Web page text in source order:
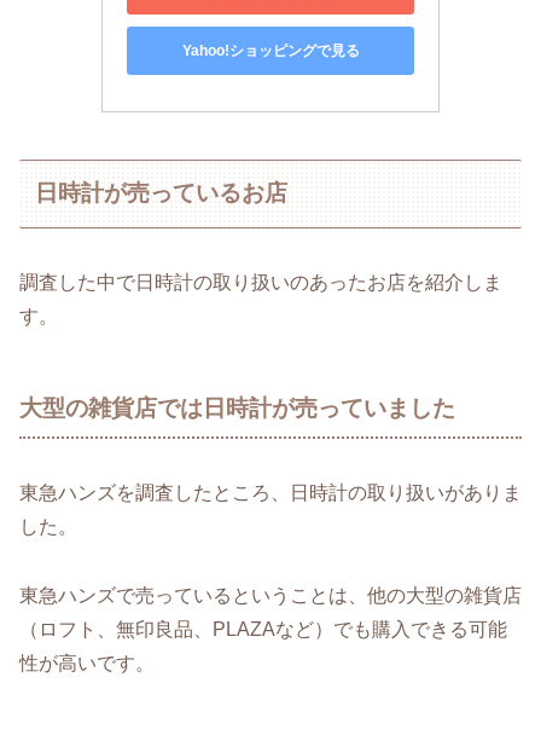
Yahoo!ショッピングで見る
日時計が売っているお店
調査した中で日時計の取り扱いのあったお店を紹介しま
す。
大型の雑貨店では日時計が売っていました
東急ハンズを調査したところ、日時計の取り扱いがありま
した。
東急ハンズで売っているということは、他の大型の雑貨店
（ロフト、無印良品、PLAZAなど）でも購入できる可能
性が高いです。